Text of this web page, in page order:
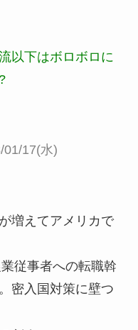
以下はボロボロに
01/17(水)
増えてアメリカで
従事者への転職斡
密入国対策に壁つ